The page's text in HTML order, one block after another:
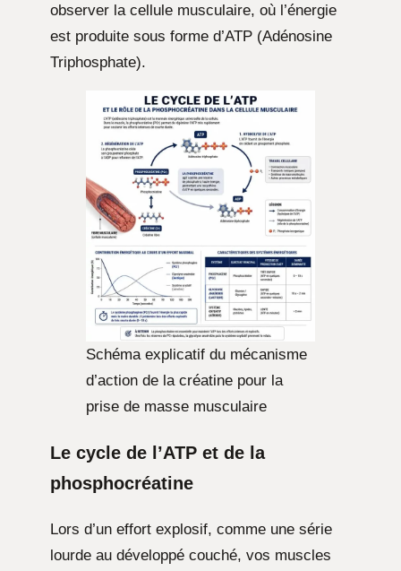
observer la cellule musculaire, où l’énergie
est produite sous forme d’ATP (Adénosine
Triphosphate).
Schéma explicatif du mécanisme
d’action de la créatine pour la
prise de masse musculaire
Le cycle de l’ATP et de la
phosphocréatine
Lors d’un effort explosif, comme une série
lourde au développé couché, vos muscles